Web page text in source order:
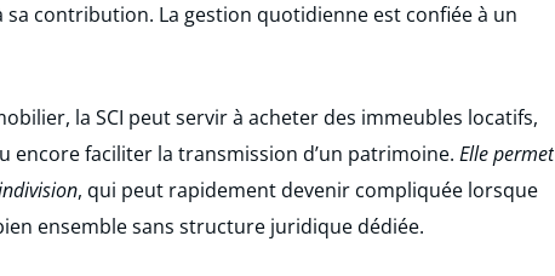
contribution. La gestion quotidienne est confiée à un
la SCI peut servir à acheter des immeubles locatifs,
encore faciliter la transmission d’un patrimoine. Elle permet
, qui peut rapidement devenir compliquée lorsque
ensemble sans structure juridique dédiée.